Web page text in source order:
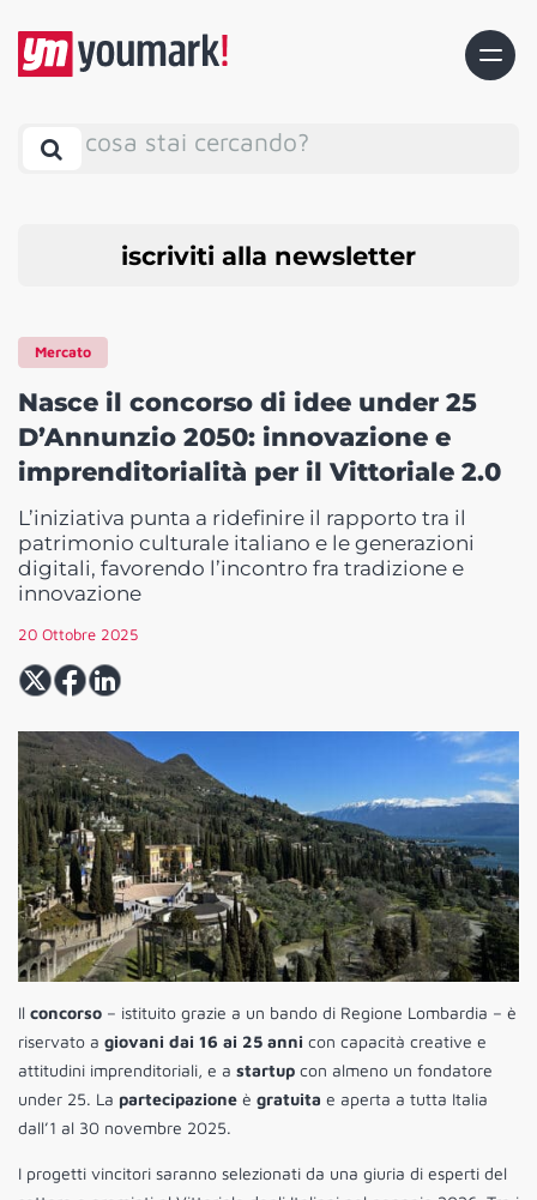
cosa stai cercando?
iscriviti alla newsletter
Mercato
Nasce il concorso di idee under 25
D’Annunzio 2050: innovazione e
imprenditorialità per il Vittoriale 2.0
L’iniziativa punta a ridefinire il rapporto tra il
patrimonio culturale italiano e le generazioni
digitali, favorendo l’incontro fra tradizione e
innovazione
20 Ottobre 2025
Il concorso – istituito grazie a un bando di Regione Lombardia – è
riservato a giovani dai 16 ai 25 anni con capacità creative e
attitudini imprenditoriali, e a startup con almeno un fondatore
under 25. La partecipazione è gratuita e aperta a tutta Italia
dall’1 al 30 novembre 2025.
I progetti vincitori saranno selezionati da una giuria di esperti del